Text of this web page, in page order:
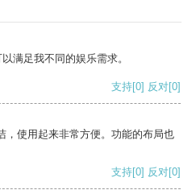
满足我不同的娱乐需求。
支持[0] 反对[0]
，使用起来非常方便。功能的布局也
支持[0] 反对[0]